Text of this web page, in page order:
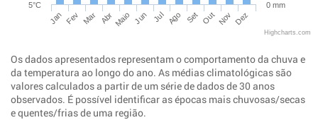
Jan Fev Mar Abr Maio Jun Jul Ago Set Out Nov Dez
5°C 0 mm
Highcharts.com
Os dados apresentados representam o comportamento da chuva e
da temperatura ao longo do ano. As médias climatológicas são
valores calculados a partir de um série de dados de 30 anos
observados. É possível identificar as épocas mais chuvosas/secas
e quentes/frias de uma região.